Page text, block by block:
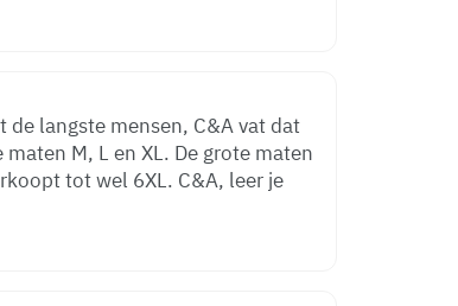
langste mensen, C&A vat dat
M, L en XL. De grote maten
tot wel 6XL. C&A, leer je